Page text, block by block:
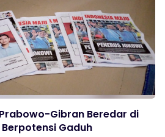
Gibran Beredar di
Gaduh